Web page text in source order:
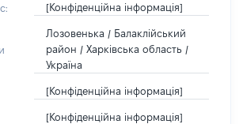
[Конфіденційна інформація]
Лозовенька / Балаклійський
район / Харківська область /
Україна
[Конфіденційна інформація]
[Конфіденційна інформація]